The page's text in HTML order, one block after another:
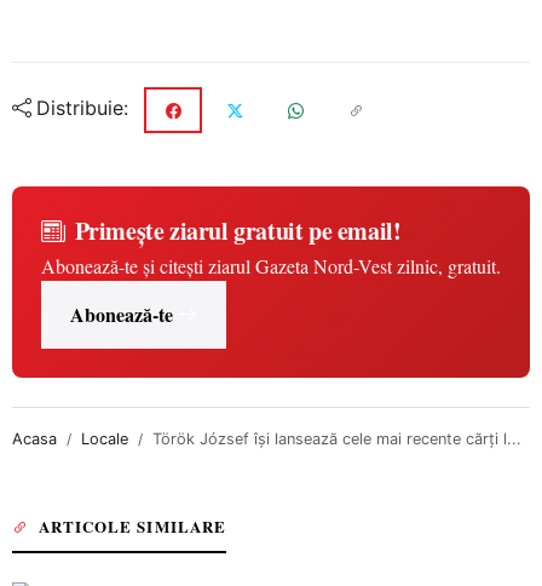
Distribuie:
Primește ziarul gratuit pe email!
Abonează-te și citești ziarul Gazeta Nord-Vest zilnic, gratuit.
Abonează-te
Acasa Locale Török József își lansează cele mai recente cărți l...
ARTICOLE SIMILARE